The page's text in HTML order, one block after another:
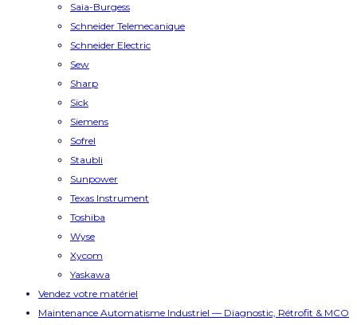
Saia-Burgess
Schneider Telemecanique
Schneider Electric
Sew
Sharp
Sick
Siemens
Sofrel
Staubli
Sunpower
Texas Instrument
Toshiba
Wyse
Xycom
Yaskawa
Vendez votre matériel
Maintenance Automatisme Industriel — Diagnostic, Rétrofit & MCO